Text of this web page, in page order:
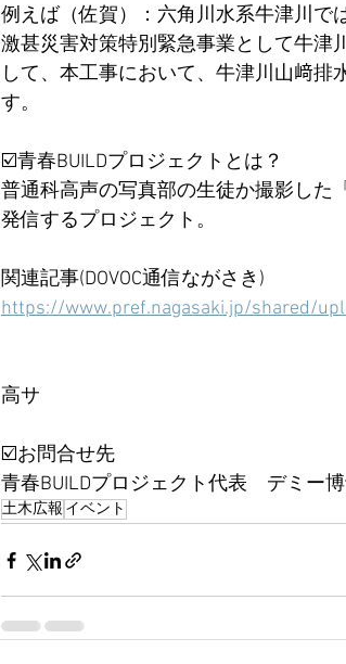
例えば（佐賀）：六角川水系牛津川で
激甚災害対策特別緊急事業として牛津
して、本工事において、牛津川山﨑排
す。
☑️青春BUILDプロジェクトとは？
普通科高声の写真部の生徒か撮影した
発信するプロジェクト。
関連記事(DOVOC通信ながさき)
https://www.pref.nagasaki.jp/shared/
高サ
☑️お問合せ先
青春BUILDプロジェクト代表　デミー
土木広報イベント